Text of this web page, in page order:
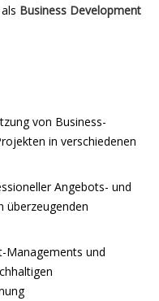
Business Development
von Business-
in verschiedenen
Angebots- und
überzeugenden
Managements und